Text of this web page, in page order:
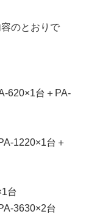
のとおりで
620×1台＋PA-
1220×1台＋
台
3630×2台